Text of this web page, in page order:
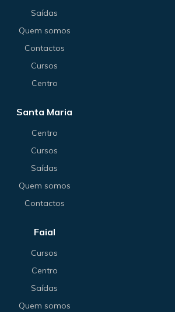
Saídas
Quem somos
Contactos
Cursos
Centro
Santa Maria
Centro
Cursos
Saídas
Quem somos
Contactos
Faial
Cursos
Centro
Saídas
Quem somos